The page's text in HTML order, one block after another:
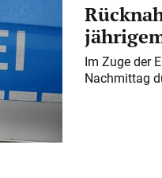
Im Zuge der
Nachmittag